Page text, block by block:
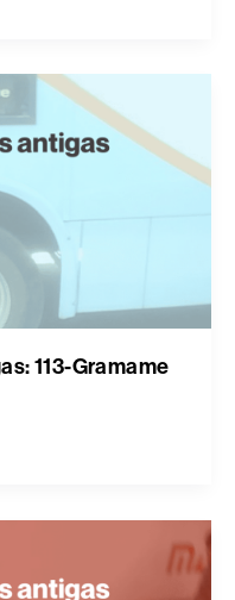
113-Gramame